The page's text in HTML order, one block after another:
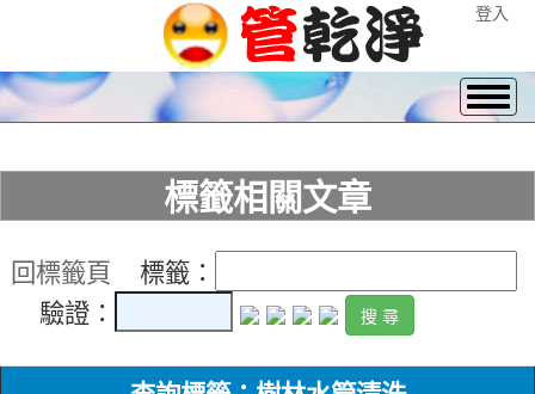
登入
標籤相關文章
回標籤頁 標籤：
驗證：